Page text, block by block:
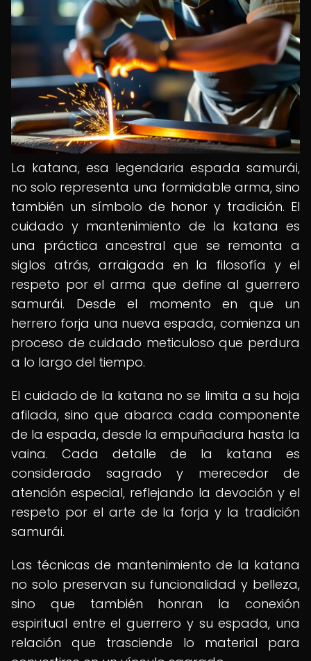
La katana, esa legendaria espada samurái,
no solo representa una formidable arma, sino
también un símbolo de honor y tradición. El
cuidado y mantenimiento de la katana es
una práctica ancestral que se remonta a
siglos atrás, arraigada en la filosofía y el
respeto por el arma que define al guerrero
samurái. Desde el momento en que un
herrero forja una nueva espada, comienza un
proceso de cuidado meticuloso que perdura
a lo largo del tiempo.
El cuidado de la katana no se limita a su hoja
afilada, sino que abarca cada componente
de la espada, desde la empuñadura hasta la
vaina. Cada detalle de la katana es
considerado sagrado y merecedor de
atención especial, reflejando la devoción y el
respeto por el arte de la forja y la tradición
samurái.
Las técnicas de mantenimiento de la katana
no solo preservan su funcionalidad y belleza,
sino que también honran la conexión
espiritual entre el guerrero y su espada, una
relación que trasciende lo material para